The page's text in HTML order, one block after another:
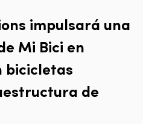
impulsará una
Mi Bici en
bicicletas
de